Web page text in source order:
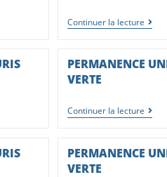
Continuer la lecture
PERMANENCE
VERTE
Continuer la lecture
PERMANENCE
VERTE